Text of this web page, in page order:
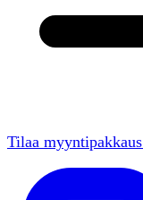
Tilaa myyntipakkaus